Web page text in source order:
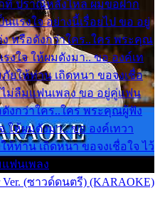
ที่ ปราณีหลั่งไหล ผมขอฝาก
แรงใจ อย่างนี้เรื่อยไป ขอ อยู่
ง หรือดังกว่าใคร..ใคร พระคุณ
งใจ ให้ผมดังมา.. ขอ องค์เท
ยให้ท่าน เถิดหนา ขอจงเชื่อ
ไม่ลืมแฟนเพลง ขอ อยู่คู่แฟน
ดังกว่าใคร..ใคร พระคุณผู้ฟัง
ให้ผมดังมา.. ขอ องค์เทวา
ท่าน เถิดหนา ขอจงเชื่อใจ ไว้
ฟนเพลง
(ซาวด์ดนตรี) (KARAOKE)